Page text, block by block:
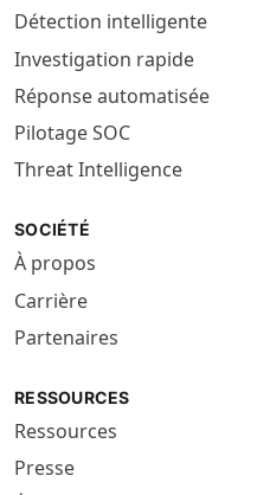
Détection intelligente
Investigation rapide
Réponse automatisée
Pilotage SOC
Threat Intelligence
SOCIÉTÉ
À propos
Carrière
Partenaires
RESSOURCES
Ressources
Presse